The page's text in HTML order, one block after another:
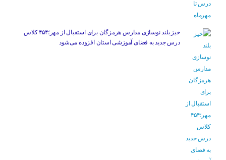
خیز بلند نوسازی مدارس هرمزگان برای استقبال از مهر؛۴۵۴ کلاس
درس جدید به فضای آموزشی استان افزوده می‌شود